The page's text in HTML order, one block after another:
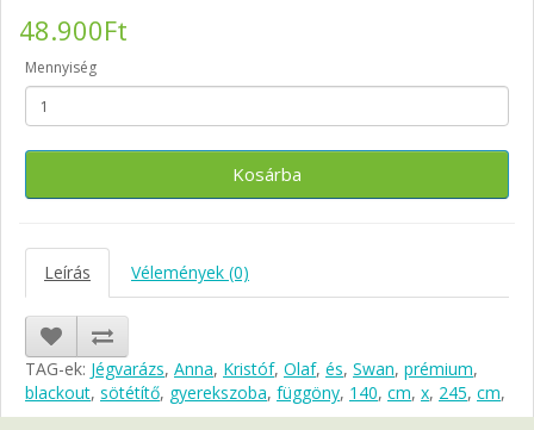
48.900Ft
Mennyiség
Kosárba
Leírás Vélemények (0)
TAG-ek: Jégvarázs, Anna, Kristóf, Olaf, és, Swan, prémium,
blackout, sötétítő, gyerekszoba, függöny, 140, cm, x, 245, cm,